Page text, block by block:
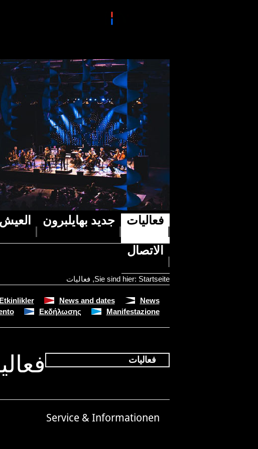
فعاليات جديد بهايلبرون العيش
الاتصال
Sie sind hier: Startseite
, فعاليات
News
News and dates
Etkinlikler
Manifestazione
Εκδήλωσης
فعاليات
Service & Informationen